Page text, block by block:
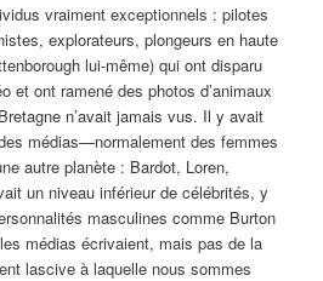
vraiment exceptionnels : pilotes
explorateurs, plongeurs en haute
lui-même) qui ont disparu
et ont ramené des photos d’animaux
n’avait jamais vus. Il y avait
médias—normalement des femmes
autre planète : Bardot, Loren,
un niveau inférieur de célébrités, y
masculines comme Burton
médias écrivaient, mais pas de la
lascive à laquelle nous sommes